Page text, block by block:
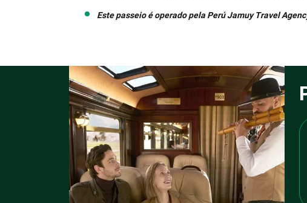
Este passeio é operado pela Perú Jamuy Travel